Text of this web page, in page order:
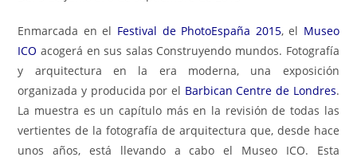
Enmarcada en el Festival de PhotoEspaña 2015, el Museo
ICO acogerá en sus salas Construyendo mundos. Fotografía
y arquitectura en la era moderna, una exposición
organizada y producida por el Barbican Centre de Londres.
La muestra es un capítulo más en la revisión de todas las
vertientes de la fotografía de arquitectura que, desde hace
unos años, está llevando a cabo el Museo ICO. Esta